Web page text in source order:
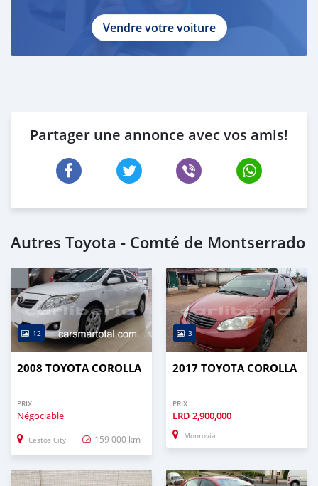
Vendre votre voiture
Partager une annonce avec vos amis!
Autres Toyota - Comté de Montserrado
12
2008 TOYOTA COROLLA
PRIX
Négociable
Cestos City 159 000 km
3
2017 TOYOTA COROLLA
PRIX
LRD 2,900,000
Monrovia